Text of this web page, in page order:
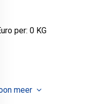
per: 0 KG
meer